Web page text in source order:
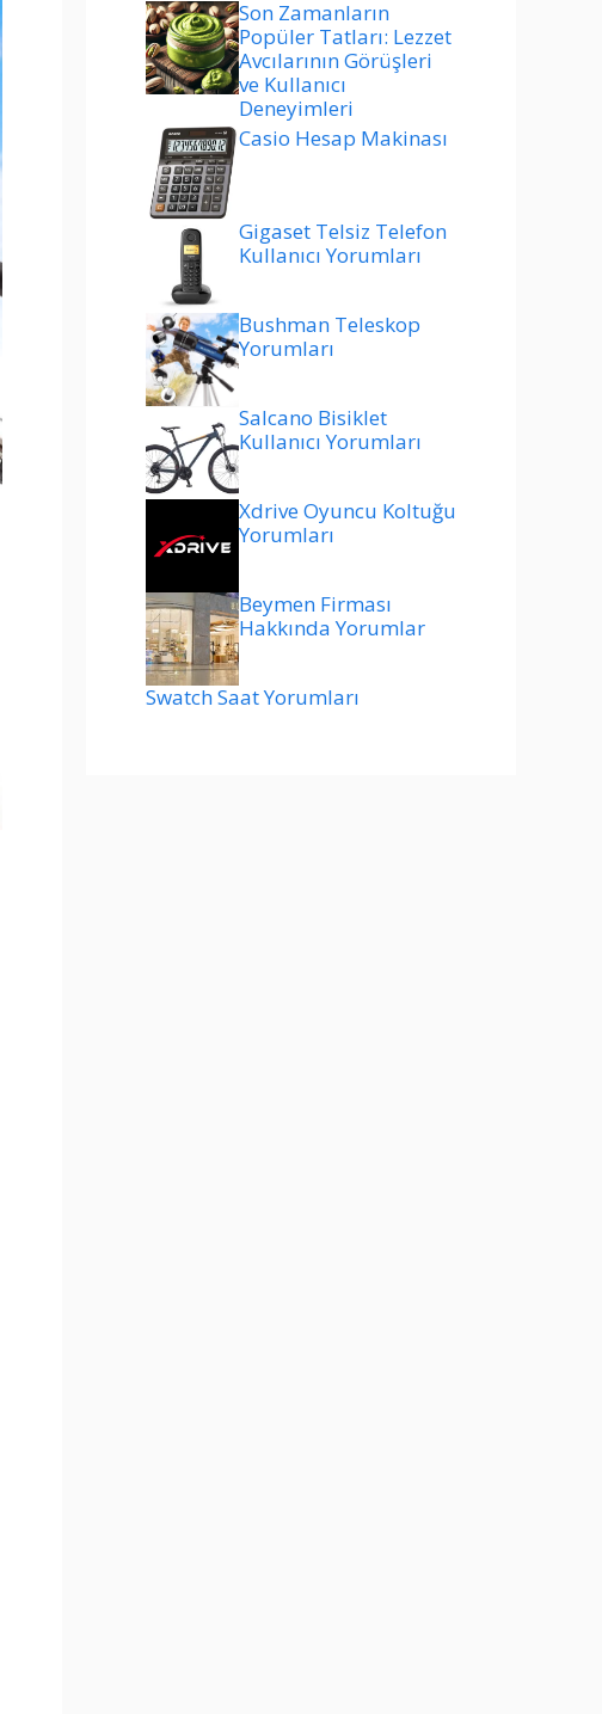
Son Zamanların
Popüler Tatları: Lezzet
Avcılarının Görüşleri
ve Kullanıcı
Deneyimleri
Casio Hesap Makinası
Gigaset Telsiz Telefon
Kullanıcı Yorumları
Bushman Teleskop
Yorumları
Salcano Bisiklet
Kullanıcı Yorumları
Xdrive Oyuncu Koltuğu
Yorumları
Beymen Firması
Hakkında Yorumlar
Swatch Saat Yorumları